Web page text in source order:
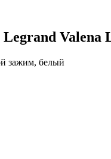
Valena
зажим, белый